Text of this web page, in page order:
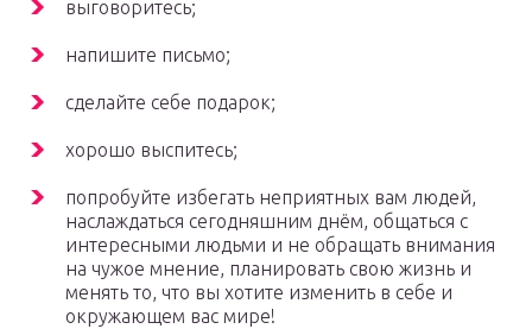
выговоритесь;
напишите письмо;
сделайте себе подарок;
хорошо выспитесь;
попробуйте избегать неприятных вам людей,
наслаждаться сегодняшним днём, общаться с
интересными людьми и не обращать внимания
на чужое мнение, планировать свою жизнь и
менять то, что вы хотите изменить в себе и
окружающем вас мире!